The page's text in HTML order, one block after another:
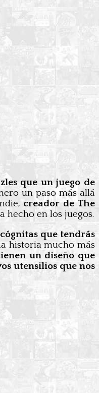
que un juego de
un paso más allá
creador de The
hecho en los juegos.
que tendrás
historia mucho más
un diseño que
utensilios que nos